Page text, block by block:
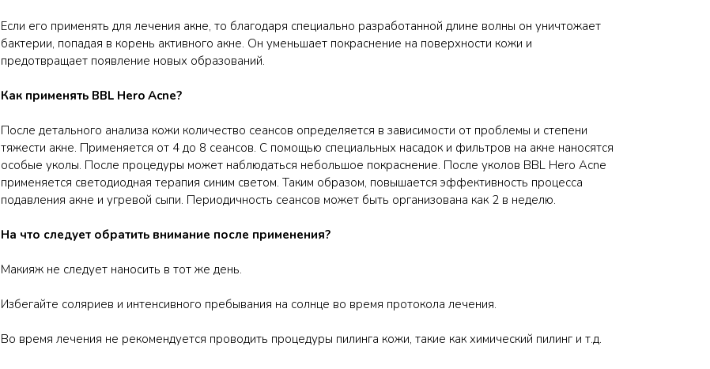
Если его применять для лечения акне, то благодаря специально разработанной длине волны он уничтожает
бактерии, попадая в корень активного акне. Он уменьшает покраснение на поверхности кожи и
предотвращает появление новых образований.
Как применять BBL Hero Acne?
После детального анализа кожи количество сеансов определяется в зависимости от проблемы и степени
тяжести акне. Применяется от 4 до 8 сеансов. С помощью специальных насадок и фильтров на акне наносятся
особые уколы. После процедуры может наблюдаться небольшое покраснение. После уколов BBL Hero Acne
применяется светодиодная терапия синим светом. Таким образом, повышается эффективность процесса
подавления акне и угревой сыпи. Периодичность сеансов может быть организована как 2 в неделю.
На что следует обратить внимание после применения?
Макияж не следует наносить в тот же день.
Избегайте соляриев и интенсивного пребывания на солнце во время протокола лечения.
Во время лечения не рекомендуется проводить процедуры пилинга кожи, такие как химический пилинг и т.д.